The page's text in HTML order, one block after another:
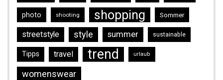
photo shooting shopping Sommer
streetstyle style summer sustainable
Tipps travel trend urlaub
womenswear